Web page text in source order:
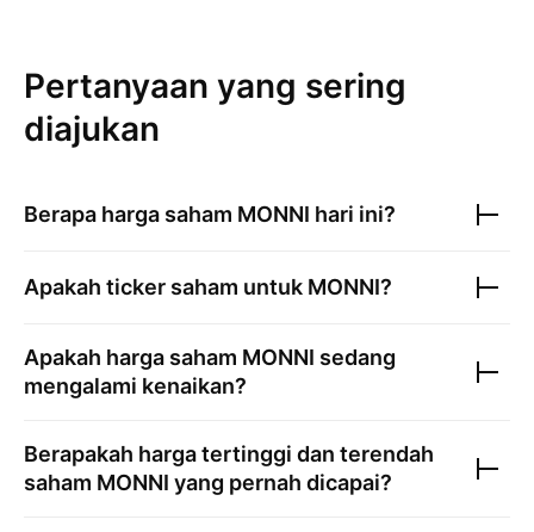
Pertanyaan yang sering
diajukan
Berapa harga saham MONNI hari ini?
Apakah ticker saham untuk MONNI?
Apakah harga saham MONNI sedang
mengalami kenaikan?
Berapakah harga tertinggi dan terendah
saham MONNI yang pernah dicapai?